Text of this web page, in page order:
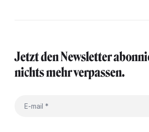
Jetzt den Newsletter
nichts mehr verpassen.